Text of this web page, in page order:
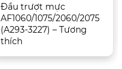
Đầu trượt mực
AF1060/1075/2060/2075
(A293-3227) – Tương
thích